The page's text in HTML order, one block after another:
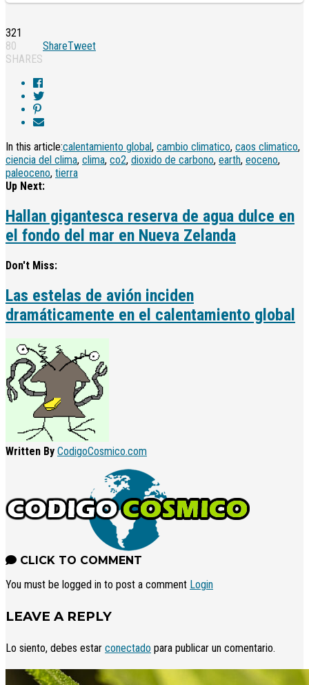
321
80
SHARES
ShareTweet
In this article:calentamiento global, cambio climatico, caos climatico,
ciencia del clima, clima, co2, dioxido de carbono, earth, eoceno,
paleoceno, tierra
Up Next:
Hallan gigantesca reserva de agua dulce en
el fondo del mar en Nueva Zelanda
Don't Miss:
Las estelas de avión inciden
dramáticamente en el calentamiento global
Written By CodigoCosmico.com
CLICK TO COMMENT
You must be logged in to post a comment Login
LEAVE A REPLY
Lo siento, debes estar conectado para publicar un comentario.